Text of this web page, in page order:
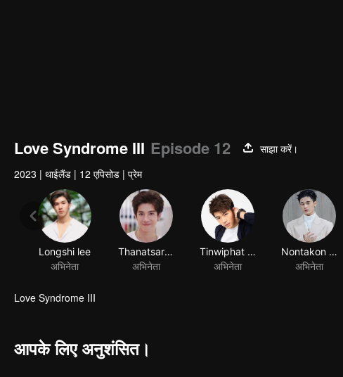
Love Syndrome III Episode 12
साझा करें।
2023 | थाईलैंड | 12 एपिसोड | प्रेम
Longshi lee
अभिनेता
Thanatsaran Samthonglai
अभिनेता
Tinwiphat Khueankeaw
अभिनेता
Nontakon Chatchue
अभिनेता
Love Syndrome III
आपके लिए अनुशंसित।